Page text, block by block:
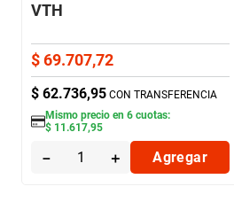
VTH
$69.707,72
$ 62.736,95 CON TRANSFERENCIA
Mismo precio en 6cuotas:
$ 11 .617,95
＋
－ Agregar